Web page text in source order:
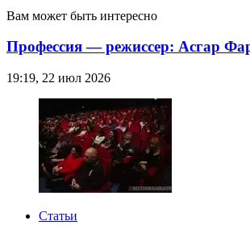
Вам может быть интересно
Профессия — режиссер: Асгар
19:19, 22 июл 2026
Статьи